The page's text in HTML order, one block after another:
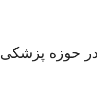
حوزه پزشکی